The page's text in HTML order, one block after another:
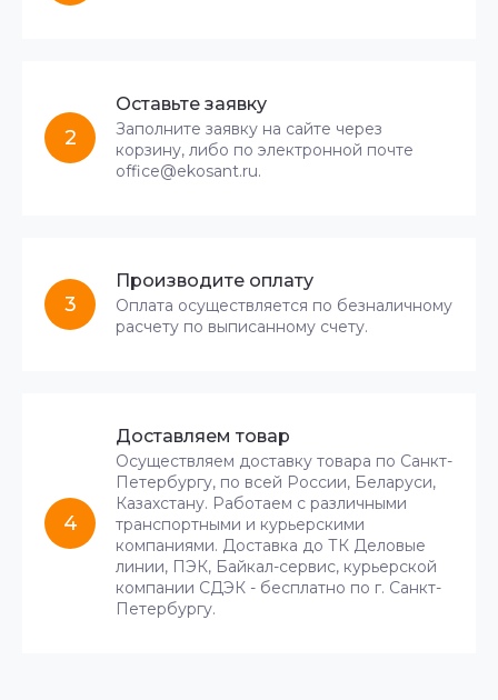
2
Оставьте заявку
Заполните заявку на сайте через
корзину, либо по электронной почте
office@ekosant.ru.
3
Производите оплату
Оплата осуществляется по безналичному
расчету по выписанному счету.
4
Доставляем товар
Осуществляем доставку товара по Санкт-
Петербургу, по всей России, Беларуси,
Казахстану. Работаем с различными
транспортными и курьерскими
компаниями. Доставка до ТК Деловые
линии, ПЭК, Байкал-сервис, курьерской
компании СДЭК - бесплатно по г. Санкт-
Петербургу.